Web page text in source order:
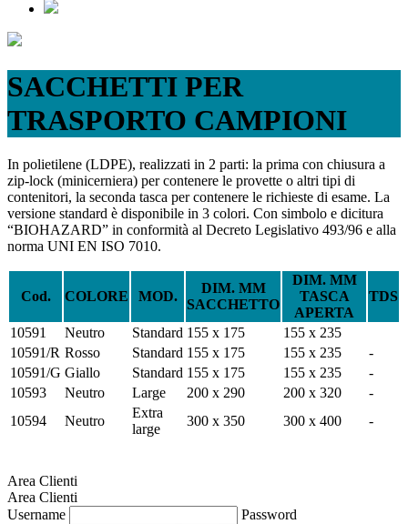
SACCHETTI PER
TRASPORTO CAMPIONI
In polietilene (LDPE), realizzati in 2 parti: la prima con chiusura a
zip-lock (minicerniera) per contenere le provette o altri tipi di
contenitori, la seconda tasca per contenere le richieste di esame. La
versione standard è disponibile in 3 colori. Con simbolo e dicitura
“BIOHAZARD” in conformità al Decreto Legislativo 493/96 e alla
norma UNI EN ISO 7010.
Cod. COLORE MOD.
DIM. MM
SACCHETTO
DIM. MM
TASCA
APERTA
TDS
10591 Neutro Standard 155 x 175
155 x 235
10591/R Rosso Standard 155 x 175 155 x 235
-
10591/G Giallo Standard 155 x 175 155 x 235
-
10593
Neutro Large 200 x 290 200 x 320
-
10594
Neutro
Extra
large
300 x 350 300 x 400 -
Area Clienti
Area Clienti
Username
Password